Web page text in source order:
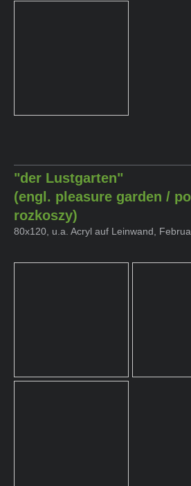
"der Lustgarten"
(engl. pleasure garden /
rozkoszy)
80x120, u.a. Acryl auf Leinwand,